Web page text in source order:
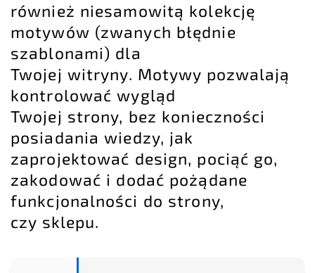
również niesamowitą kolekcję
motywów (zwanych błędnie
szablonami) dla
Twojej witryny. Motywy pozwalają
kontrolować wygląd
Twojej strony, bez konieczności
posiadania wiedzy, jak
zaprojektować design, pociąć go,
zakodować i dodać pożądane
funkcjonalności do strony,
czy sklepu.